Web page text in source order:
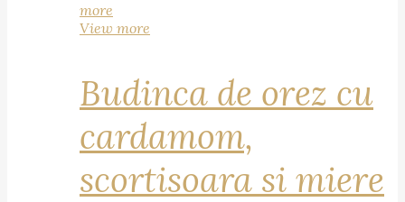
more
View more
Budinca de orez cu
cardamom,
scortisoara si miere